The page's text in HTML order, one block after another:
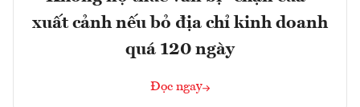
xuất cảnh nếu bỏ địa chỉ kinh doanh
quá 120 ngày
Đọc ngay